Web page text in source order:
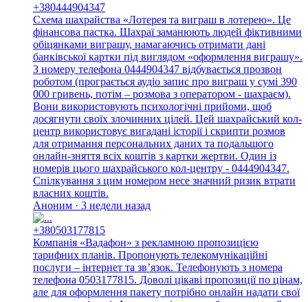
+380444904347
Схема шахрайства «Лотерея та виграш в лотерею». Це
фінансова пастка. Шахраї заманюють людей фіктивними
обіцянками виграшу, намагаючись отримати дані
банківської картки під виглядом «оформлення виграшу».
З номеру телефона 0444904347 відбувається прозвон
роботом (програється аудіо запис про виграш у сумі 390
000 гривень, потім – розмова з оператором - шахраєм).
Вони використовують психологічні прийоми, щоб
досягнути своїх злочинних цілей. Цей шахрайський кол-
центр використовує вигадані історії і скрипти розмов
для отримання персональних даних та подальшого
онлайн-зняття всіх коштів з картки жертви. Один із
номерів цього шахрайського кол-центру - 0444904347.
Спілкування з цим номером несе значний ризик втрати
власних коштів.
Аноним · 3 недели назад
+380503177815
Компанія «Вадафон» з рекламною пропозицією
тарифних планів. Пропонують телекомунікаційні
послуги – інтернет та зв’язок. Телефонують з номера
телефона 0503177815. Доволі цікаві пропозиції по цінам,
але для оформлення пакету потрібно онлайн надати свої